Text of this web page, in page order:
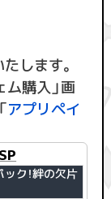
します。
ム購入」画
アプリペイ
ク！絆の欠片